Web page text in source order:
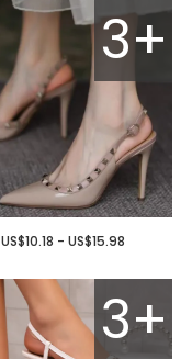
3+
US$10.18 - US$15.98
3+